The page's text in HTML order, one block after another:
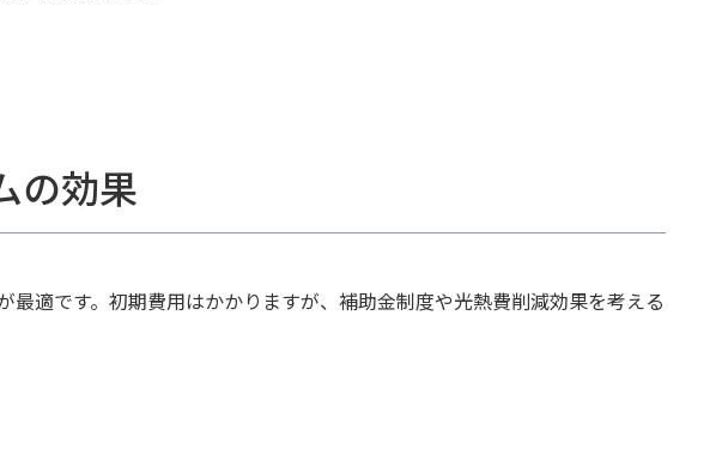
の効果
適です。初期費用はかかりますが、補助金制度や光熱費削減効果を考える